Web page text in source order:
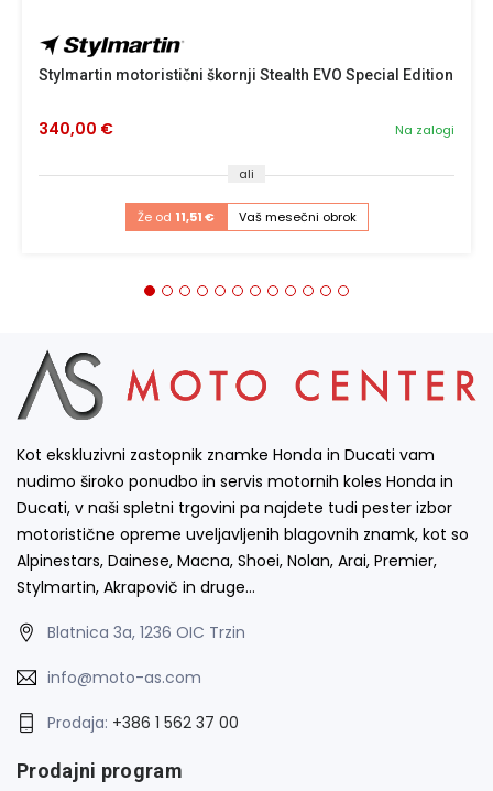
Stylmartin motoristični škornji Stealth EVO Special Edition
Na zalogi
340,00 €
ali
Že od 11,51 € Vaš mesečni obrok
Kot ekskluzivni zastopnik znamke Honda in Ducati vam
nudimo široko ponudbo in servis motornih koles Honda in
Ducati, v naši spletni trgovini pa najdete tudi pester izbor
motoristične opreme uveljavljenih blagovnih znamk, kot so
Alpinestars, Dainese, Macna, Shoei, Nolan, Arai, Premier,
Stylmartin, Akrapovič in druge…
Blatnica 3a, 1236 OIC Trzin
info@moto-as.com
Prodaja: +386 1 562 37 00
Prodajni program